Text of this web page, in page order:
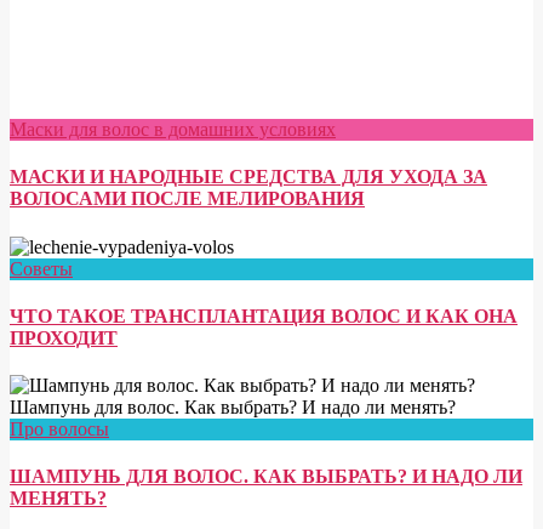
Маски для волос в домашних условиях
МАСКИ И НАРОДНЫЕ СРЕДСТВА ДЛЯ УХОДА ЗА
ВОЛОСАМИ ПОСЛЕ МЕЛИРОВАНИЯ
Советы
ЧТО ТАКОЕ ТРАНСПЛАНТАЦИЯ ВОЛОС И КАК ОНА
ПРОХОДИТ
Про волосы
ШАМПУНЬ ДЛЯ ВОЛОС. КАК ВЫБРАТЬ? И НАДО ЛИ
МЕНЯТЬ?